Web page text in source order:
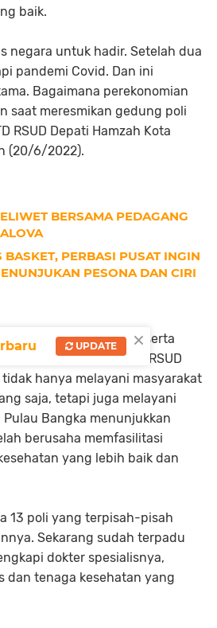
baik.
negara untuk hadir. Setelah dua
pandemi Covid. Dan ini
Bagaimana perekonomian
saat meresmikan gedung poli
RSUD Depati Hamzah Kota
(20/6/2022).
BERSAMA PEDAGANG
PERBASI PUSAT INGIN
PESONA DAN CIRI
pentingnya sarana serta
masyarakat. Adanya RSUD
hanya melayani masyarakat
saja, tetapi juga melayani
Bangka menunjukkan
berusaha memfasilitasi
yang lebih baik dan
13 poli yang terpisah-pisah
Sekarang sudah terpadu
dokter spesialisnya,
dan tenaga kesehatan yang
×
UPDATE